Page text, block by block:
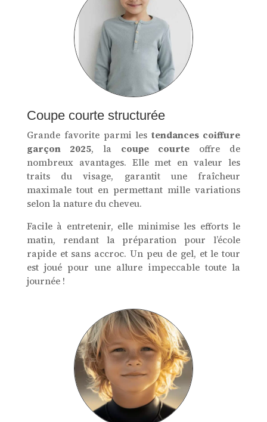
Coupe courte structurée
Grande favorite parmi lestendances coiffure
garçon 2025, la coupe courte offre de
nombreux avantages. Elle met en valeur les
traits du visage, garantit une fraîcheur
maximale tout en permettant mille variations
selon la nature du cheveu.
Facile à entretenir, elle minimise les efforts le
matin, rendant la préparation pour l’école
rapide et sans accroc. Un peu de gel, et le tour
est joué pour une allure impeccable toute la
journée !